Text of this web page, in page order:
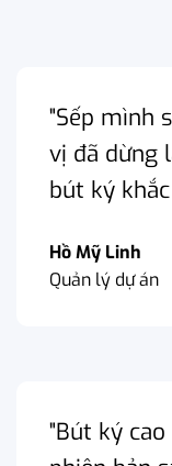
"Sếp mình
vị đã dừng
bút ký
Hồ Mỹ Linh
Quản lý dự án
"Bút ký